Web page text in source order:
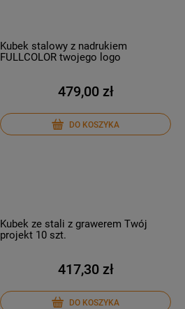
Kubek stalowy z nadrukiem
FULLCOLOR twojego logo
479,00 zł
DO KOSZYKA
Kubek ze stali z grawerem Twój
projekt 10 szt.
417,30 zł
DO KOSZYKA